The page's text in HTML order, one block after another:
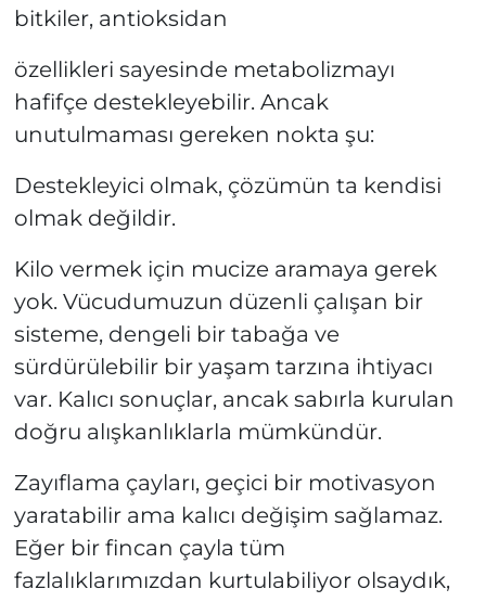
bitkiler, antioksidan
özellikleri sayesinde metabolizmayı
hafifçe destekleyebilir. Ancak
unutulmaması gereken nokta şu:
Destekleyici olmak, çözümün ta kendisi
olmak değildir.
Kilo vermek için mucize aramaya gerek
yok. Vücudumuzun düzenli çalışan bir
sisteme, dengeli bir tabağa ve
sürdürülebilir bir yaşam tarzına ihtiyacı
var. Kalıcı sonuçlar, ancak sabırla kurulan
doğru alışkanlıklarla mümkündür.
Zayıflama çayları, geçici bir motivasyon
yaratabilir ama kalıcı değişim sağlamaz.
Eğer bir fincan çayla tüm
fazlalıklarımızdan kurtulabiliyor olsaydık,